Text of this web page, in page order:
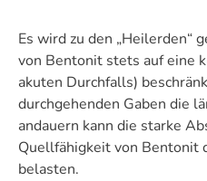
Es wird zu den „Heilerden“
von Bentonit stets auf eine
akuten Durchfalls)
durchgehenden Gaben die
andauern kann die starke
Quellfähigkeit von Bentonit
belasten.